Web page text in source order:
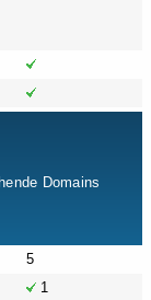
Domains
5
1